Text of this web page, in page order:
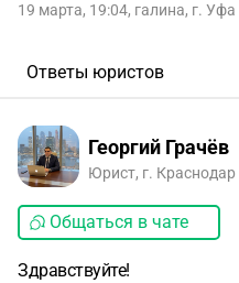
19 марта, 19:04, галина, г. Уфа
Ответы юристов
Георгий Грачёв
Юрист, г. Краснодар
Общаться в чате
Здравствуйте!